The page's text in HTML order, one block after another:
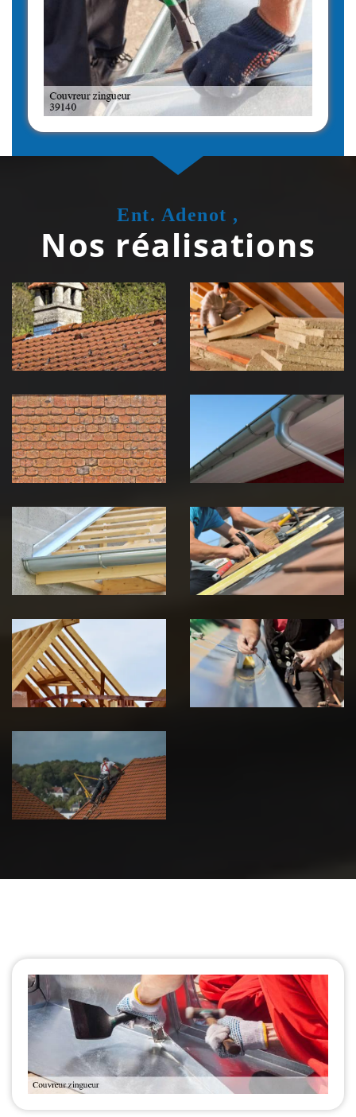
Ent. Adenot ,
Nos réalisations
Couvreur
zingueur 39
Jura
Isolation de
toiture 39
Jura
démoussage de
toiture 39
Jura
pose de
gouttière 39
Jura
Pose de
Chéneau 39
Jura
Réparation de
toiture 39
Jura
Traitement de
charpente 39
Jura
Travaux de
zinguerie 39
Jura
Urgence fuite
de toiture 39
Jura